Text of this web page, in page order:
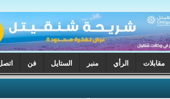
مقابلات الرأي منبر الستايل فن